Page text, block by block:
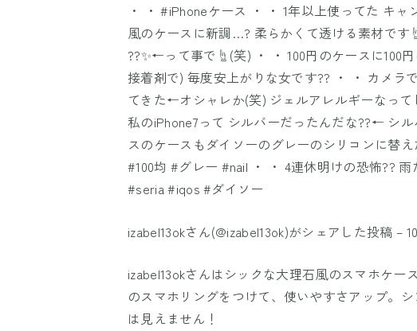
・ ・ #iPhoneケース ・ ・ 1年以上使ってた キ
風のケースに新調…? 柔らかくて透ける素材で
??✨←って事で☝︎(笑) ・ ・ 100円のケースに100
接着剤で) 毎度安上がりな女です?? ・ ・ カメラ
てきた←オシャレか(笑) ジェルアレルギーなっ
私のiPhone7って シルバーだったんだな??← シ
スのケースもダイソーのグレーのシリコンに替
#100均 #グレー #nail ・ ・ 4連休明けの恐怖??
#seria #iqos #ダイソー
izabel13okさん(@izabel13ok)がシェアした投稿 –
izabel13okさんはシックな大理石風のスマホケー
のスマホリングをつけて、使いやすさアップ。
は見えません！